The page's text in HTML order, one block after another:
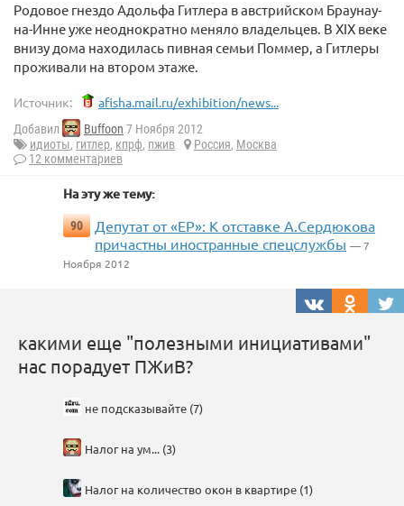
Родовое гнездо Адольфа Гитлера в австрийском Браунау-
на-Инне уже неоднократно меняло владельцев. В XIX веке
внизу дома находилась пивная семьи Поммер, а Гитлеры
проживали на втором этаже.
Источник: afisha.mail.ru/exhibition/news...
Добавил Buffoon 7 Ноября 2012
идиоты, гитлер, кпрф, пжив Россия, Москва
12 комментариев
На эту же тему:
90
Депутат от «ЕР»: К отставке А.Сердюкова
причастны иностранные спецслужбы — 7
Ноября 2012
какими еще "полезными инициативами"
нас порадует ПЖиВ?
не подсказывайте (7)
Налог на ум... (3)
Налог на количество окон в квартире (1)